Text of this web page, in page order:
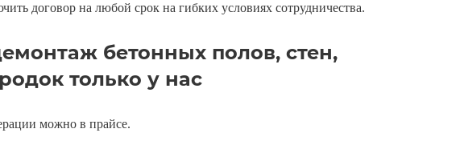
договор на любой срок на гибких условиях сотрудничества.
бетонных полов, стен,
только у нас
можно в прайсе.